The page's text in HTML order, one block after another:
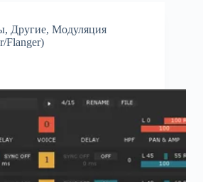
, Другие, Модуляция
Flanger)